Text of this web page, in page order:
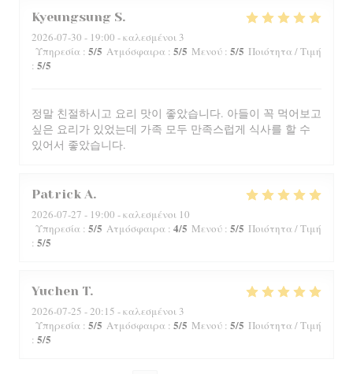
Kyeungsung S
2026-07-30 - 19:00 - καλεσμένοι 3
Υπηρεσία : 5/5 Ατμόσφαιρα : 5/5 Μενού : 5/5 Ποιότητα / Τιμή
: 5/5
정말 친절하시고 요리 맛이 좋았습니다. 아들이 꼭 먹어보고
싶은 요리가 있었는데 가족 모두 만족스럽게 식사를 할 수
있어서 좋았습니다.
Patrick A
2026-07-27 - 19:00 - καλεσμένοι 10
Υπηρεσία : 5/5 Ατμόσφαιρα : 4/5 Μενού : 5/5 Ποιότητα / Τιμή
: 5/5
Yuchen T
2026-07-25 - 20:15 - καλεσμένοι 3
Υπηρεσία : 5/5 Ατμόσφαιρα : 5/5 Μενού : 5/5 Ποιότητα / Τιμή
: 5/5